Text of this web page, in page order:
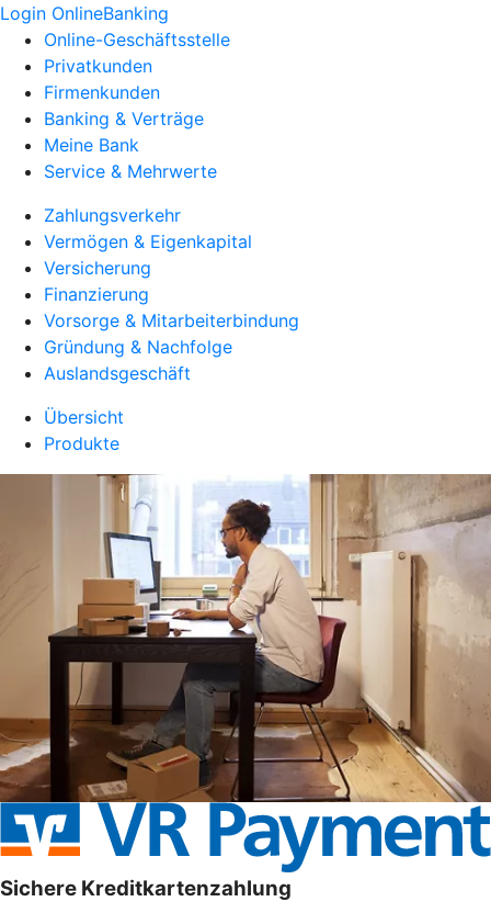
Login OnlineBanking
Online-Geschäftsstelle
Privatkunden
Firmenkunden
Banking & Verträge
Meine Bank
Service & Mehrwerte
Zahlungsverkehr
Vermögen & Eigenkapital
Versicherung
Finanzierung
Vorsorge & Mitarbeiterbindung
Gründung & Nachfolge
Auslandsgeschäft
Übersicht
Produkte
Sichere Kreditkartenzahlung